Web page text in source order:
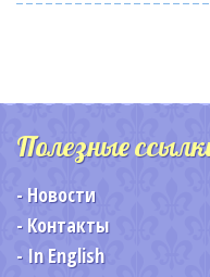
Полезные
Новости
Контакты
In English